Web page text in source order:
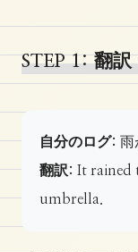
STEP 1: 翻訳
自分のログ: 雨
翻訳:
It
umbrella.